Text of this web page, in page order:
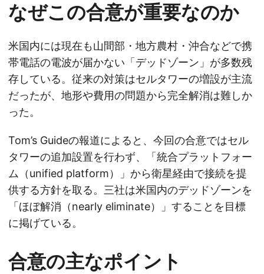
なぜこの合意が重要なのか
米国内には現在も山間部・地方農村・沖合などで携
帯電話の電波が届かない「デッドゾーン」が多数残
存している。従来の対策はセルタワーの増設が主流
だったが、地形や費用の問題から完全解消は難しか
った。
Tom’s Guideの報道によると、今回の合意ではセル
タワーの追加設置を行わず、「統合プラットフォー
ム（unified platform）」から衛星経由で接続を提
供する方針を取る。三社は米国内のデッドゾーンを
「ほぼ解消（nearly eliminate）」することを目標
に掲げている。
合意の主なポイント